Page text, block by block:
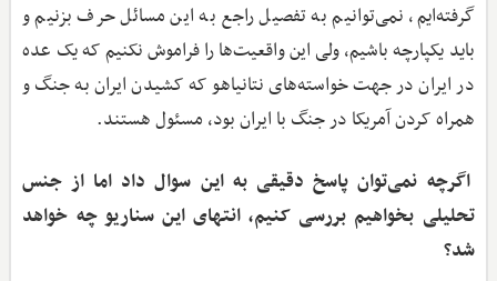
گرفته‌ایم، نمی‌توانیم به تفصیل راجع به این مسائل حرف بزنیم و
باید یکپارچه باشیم، ولی این واقعیت‌ها را فراموش نکنیم که یک عده
در ایران در جهت خواسته‌های نتانیاهو که کشیدن ایران به جنگ و
همراه کردن آمریکا در جنگ با ایران بود، مسئول هستند.
اگرچه نمی‌توان پاسخ دقیقی به این سوال داد اما از جنس
تحلیلی بخواهیم بررسی کنیم، انتهای این سناریو چه خواهد
شد؟